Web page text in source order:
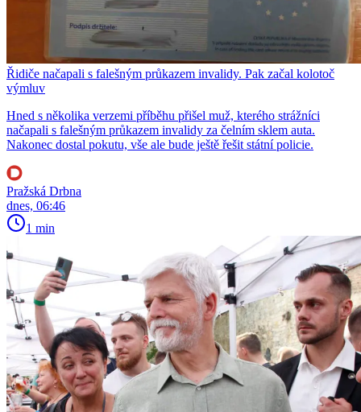
Řidiče načapali s falešným průkazem invalidy. Pak začal kolotoč
výmluv
Hned s několika verzemi příběhu přišel muž, kterého strážníci
načapali s falešným průkazem invalidy za čelním sklem auta.
Nakonec dostal pokutu, vše ale bude ještě řešit státní policie.
Pražská Drbna
dnes, 06:46
1 min